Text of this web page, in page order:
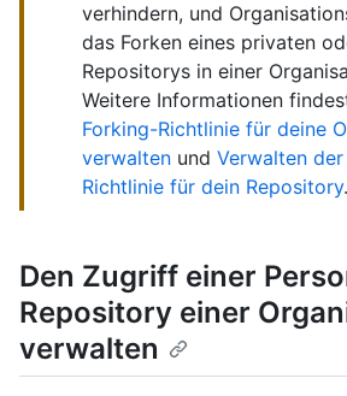
verhindern, und
das Forken eines privaten
Repositorys in einer
Weitere Informationen
Forking-Richtlinie für deine
verwalten und Verwalten
Richtlinie für dein Repository.
Den Zugriff einer
Repository einer
verwalten